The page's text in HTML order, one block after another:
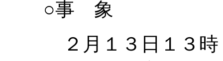
○事 象
２月１３日１３時